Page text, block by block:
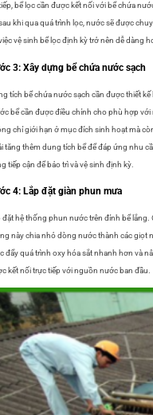
bể lọc cần được kết nối với bể chứa
khi qua quá trình lọc, nước sẽ được
vệ sinh bể lọc định kỳ trở nên dễ dàng
3: Xây dựng bể chứa nước sạch
tích bể chứa nước sạch cần được thiết
bể cần được điều chỉnh cho phù hợp
chỉ giới hạn ở mục đích sinh hoạt mà
tăng thêm dung tích bể để đáp ứng nhu
tiếp cận để bảo trì và vệ sinh định kỳ.
4: Lắp đặt giàn phun mưa
đặt hệ thống phun nước trên đỉnh bể
này chia nhỏ dòng nước thành các giọt
đẩy quá trình oxy hóa sắt nhanh hơn và
kết nối trực tiếp với nguồn nước ban đầu.